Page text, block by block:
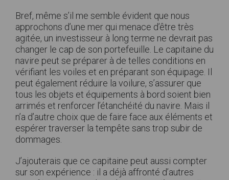
Bref, même s’il me semble évident que nous
approchons d’une mer qui menace d’être très
agitée, un investisseur à long terme ne devrait pas
changer le cap de son portefeuille. Le capitaine du
navire peut se préparer à de telles conditions en
vérifiant les voiles et en préparant son équipage. Il
peut également réduire la voilure, s’assurer que
tous les objets et équipements à bord soient bien
arrimés et renforcer l’étanchéité du navire. Mais il
n’a d’autre choix que de faire face aux éléments et
espérer traverser la tempête sans trop subir de
dommages.
J’ajouterais que ce capitaine peut aussi compter
sur son expérience : il a déjà affronté d’autres